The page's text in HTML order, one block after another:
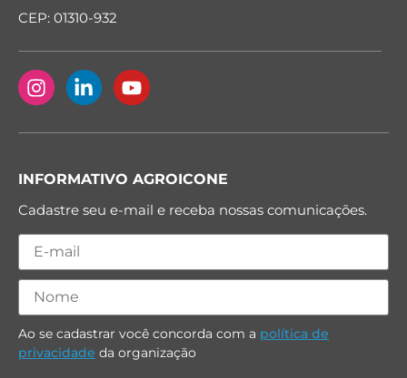
CEP: 01310-932
INFORMATIVO AGROICONE
Cadastre seu e-mail e receba nossas comunicações.
Ao se cadastrar você concorda com a política de
privacidade da organização